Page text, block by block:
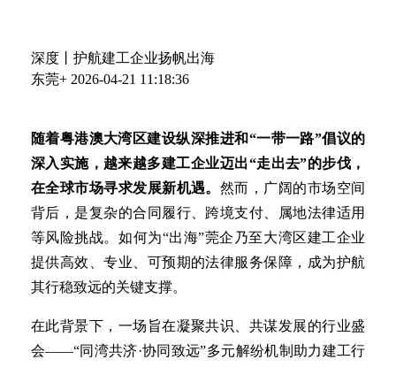
深度丨护航建工企业扬帆出海
东莞+ 2026-04-21 11:18:36
随着粤港澳大湾区建设纵深推进和“一带一路”倡议的
深入实施，越来越多建工企业迈出“走出去”的步伐，
在全球市场寻求发展新机遇。 然而，广阔的市场空间
背后，是复杂的合同履行、跨境支付、属地法律适用
等风险挑战。如何为“出海”莞企乃至大湾区建工企业
提供高效、专业、可预期的法律服务保障，成为护航
其行稳致远的关键支撑。
在此背景下，一场旨在凝聚共识、共谋发展的行业盛
会——“同湾共济·协同致远”多元解纷机制助力建工行